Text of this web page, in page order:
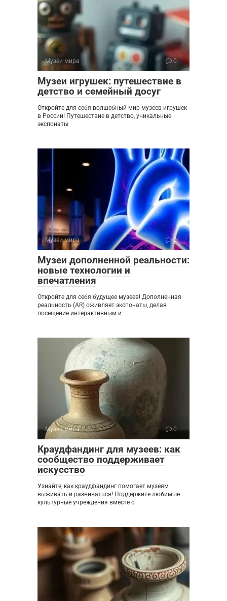
Музеи мира 0
Музеи игрушек: путешествие в
детство и семейный досуг
Откройте для себя волшебный мир музеев игрушек
в России! Путешествие в детство, уникальные
экспонаты
Музеи мира 0
Музеи дополненной реальности:
новые технологии и
впечатления
Откройте для себя будущее музеев! Дополненная
реальность (AR) оживляет экспонаты, делая
посещение интерактивным и
Музеи мира 0
Краудфандинг для музеев: как
сообщество поддерживает
искусство
Узнайте, как краудфандинг помогает музеям
выживать и развиваться! Поддержите любимые
культурные учреждения вместе с